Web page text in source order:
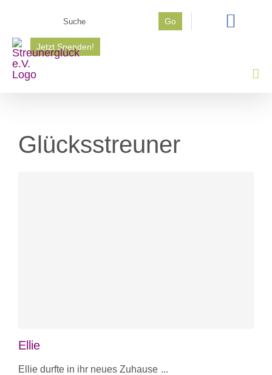
springen
Go
Jetzt Spenden!
Glücksstreuner
Ellie
Ellie durfte in ihr neues Zuhause